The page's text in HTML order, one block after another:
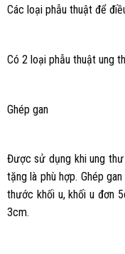
Các loại phẫu thuật để
Có 2 loại phẫu thuật ung
Ghép gan
Được sử dụng khi ung thư
tặng là phù hợp. Ghép
thước khối u, khối u đơn
3cm.